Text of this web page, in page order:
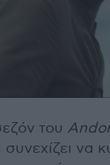
του
να